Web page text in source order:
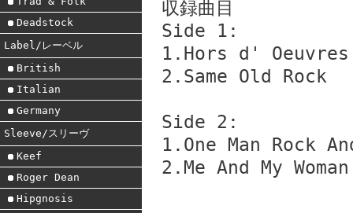
Deadstock
Label/レーベル
British
Italian
Germany
Sleeve/スリーヴ
Keef
Roger Dean
Hipgnosis
収録曲目
Side 1:
1.Hors d' Oeuvres
2.Same Old Rock
Side 2:
1.One Man Rock
2.Me And My Woman